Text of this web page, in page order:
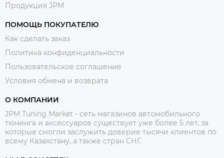
Продукция JPM
ПОМОЩЬ ПОКУПАТЕЛЮ
Как сделать заказ
Политика конфиденциальности
Пользовательское соглашение
Условия обмена и возврата
О КОМПАНИИ
JPM Tuning Market - сеть магазинов автомобильного
тюнинга и аксессуаров существует уже более 5 лет, за
которые смогли заслужить доверие тысячи клиентов по
всему Казахстану, а также стран СНГ.